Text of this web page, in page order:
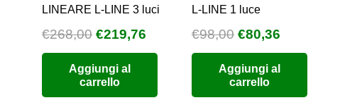
LINEARE L-LINE 3 luci
€268,00 Il
prezzo
originale
era:
€219,76
prezzo
Aggiungi al
carrello
L-LINE 1 luce
€98,00 Il
prezzo
originale
era:
€80,36Il
prezzo
attuale
Aggiungi al
carrello